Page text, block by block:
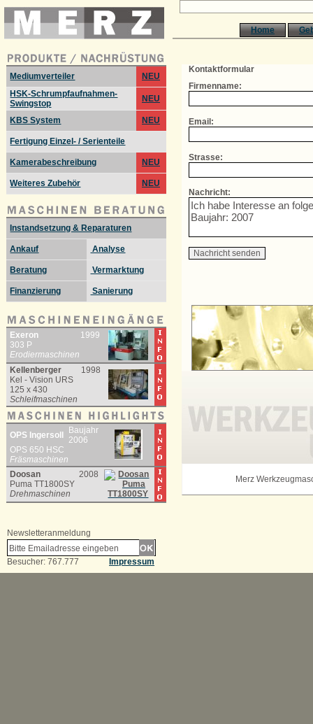
Home
Mediumverteiler
NEU
HSK-Schrumpfaufnahmen-
Swingstop
NEU
KBS System NEU
Fertigung Einzel- / Serienteile
Kamerabeschreibung NEU
Weiteres Zubehör NEU
Instandsetzung & Reparaturen
Ankauf Analyse
Beratung Vermarktung
Finanzierung Sanierung
Exeron
1999
303 P
Erodiermaschinen
Kellenberger
1998
Kel - Vision URS
125 x 430
Schleifmaschinen
OPS Ingersoll
Baujahr
2006
OPS 650 HSC
Fräsmaschinen
Doosan
2008
Puma TT1800SY
Drehmaschinen
Kontaktformular
Firmenname:
Email:
Strasse:
Nachricht:
Merz
Newsletteranmeldung
Impressum
Besucher: 767.777